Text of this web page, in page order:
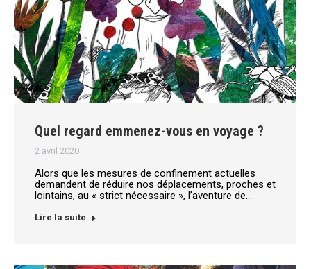
Quel regard emmenez-vous en voyage ?
2 avril 2020
Alors que les mesures de confinement actuelles
demandent de réduire nos déplacements, proches et
lointains, au « strict nécessaire », l’aventure de…
Lire la suite